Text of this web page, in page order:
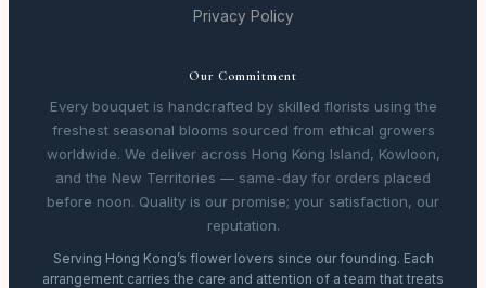
Privacy Policy
Our Commitment
Every bouquet is handcrafted by skilled florists using the
freshest seasonal blooms sourced from ethical growers
worldwide. We deliver across Hong Kong Island, Kowloon,
and the New Territories — same-day for orders placed
before noon. Quality is our promise; your satisfaction, our
reputation.
Serving Hong Kong’s flower lovers since our founding. Each
arrangement carries the care and attention of a team that treats